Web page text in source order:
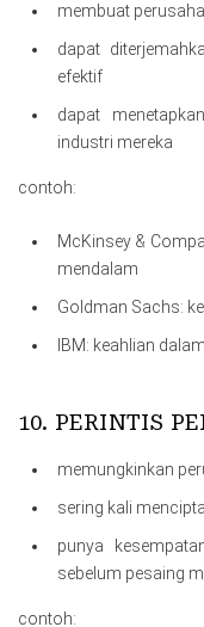
membuat
dapat
efektif
dapat
industri mereka
contoh:
McKinsey &
mendalam
Goldman Sachs:
IBM: keahlian
10. PERINTIS
memungkinkan
sering kali
punya
sebelum pesaing
contoh: